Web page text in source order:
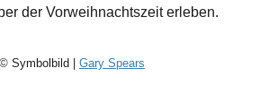
der Vorweihnachtszeit erleben.
Symbolbild | Gary Spears